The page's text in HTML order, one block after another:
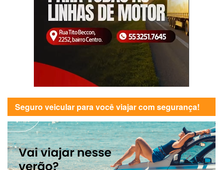
Seguro veicular para você viajar com segurança!